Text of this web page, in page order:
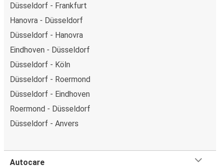
Düsseldorf - Frankfurt
Hanovra - Düsseldorf
Düsseldorf - Hanovra
Eindhoven - Düsseldorf
Düsseldorf - Köln
Düsseldorf - Roermond
Düsseldorf - Eindhoven
Roermond - Düsseldorf
Düsseldorf - Anvers
Autocare